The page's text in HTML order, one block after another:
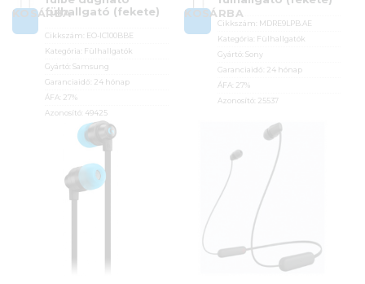
KOSÁRBAfülhallgató (fekete)
Cikkszám:
EO-IC100BBE
Kategória:
Fülhallgatók
Gyártó:Samsung
Garanciaidő: 24 hónap
ÁFA: 27%
Azonosító: 49425
Ft
KOSÁRBA
Cikkszám:
MDRE9LPB.AE
Kategória:
Fülhallgatók
Gyártó: Sony
Garanciaidő: 24 hónap
ÁFA: 27%
Azonosító: 25537